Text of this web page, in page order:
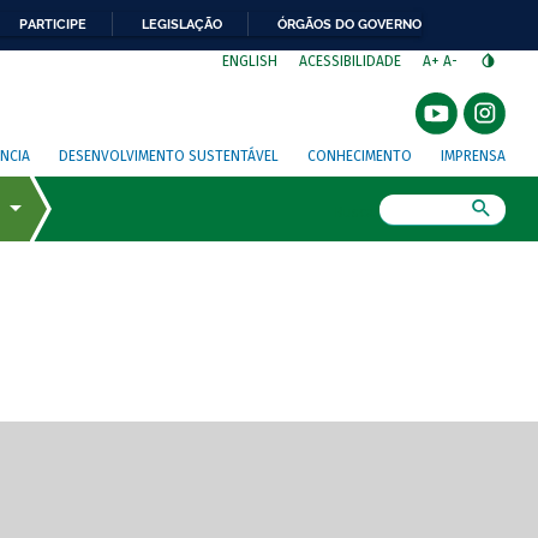
PARTICIPE LEGISLAÇÃO ÓRGÃOS DO GOVERNO
ENGLISH ACESSIBILIDADE A+ A-
DESENVOLVIMENTO SUSTENTÁVEL CONHECIMENTO IMPRENSA
de tela